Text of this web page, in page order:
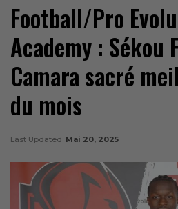
Football/Pro
Academy : Sékou
Camara sacré
du mois
Last Updated Mai 20, 2025